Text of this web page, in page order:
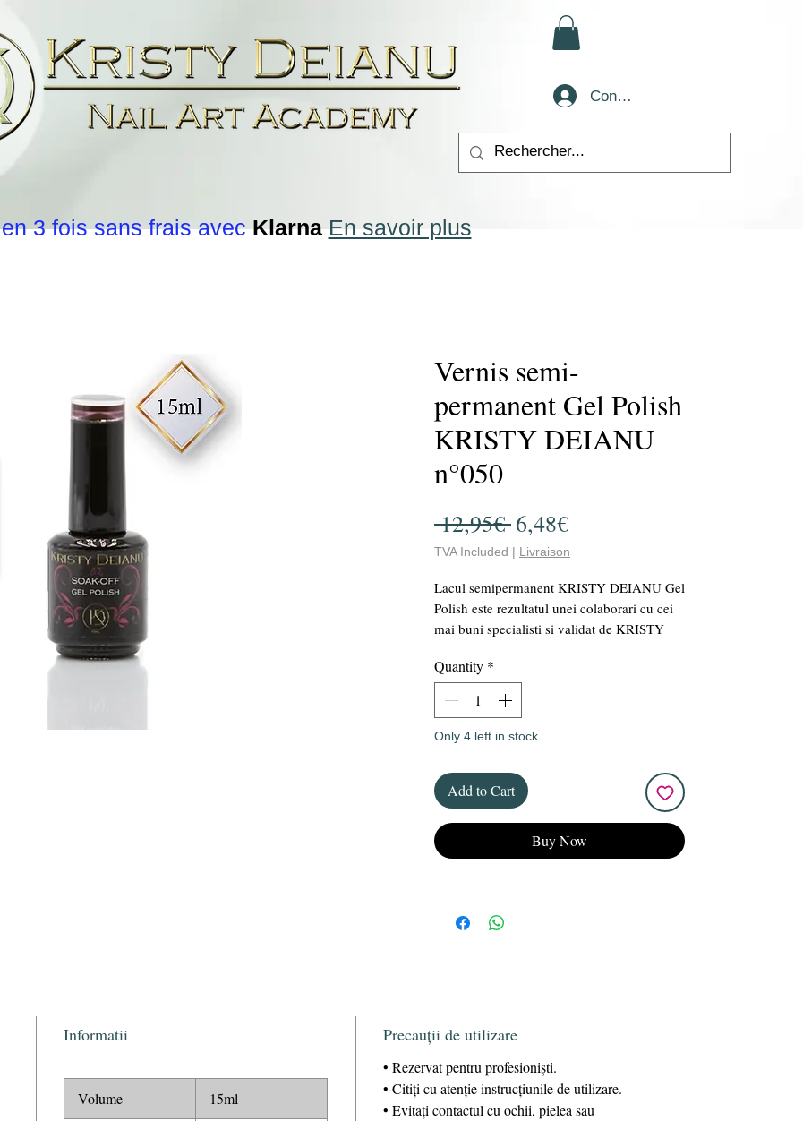
Conectează-te
Vernis semi-
permanent Gel Polish
KRISTY DEIANU
n°050
12,95€ Regular
Price
6,48€Sale
Price
TVA Included | Livraison
Lacul semipermanent KRISTY DEIANU Gel
Polish este rezultatul unei colaborari cu cei
mai buni specialisti si validat de KRISTY
manichiură perfectă datorită capacității sale
mari de acoperire și ușurinței în aplicare. Cu
o sticlă de 15 ml, acest lac oferă un raport
calitate-preț imbatabil!!! În plus, ținerea sa
asigură o manichiură impecabilă pentru o
perioadă lungă de timp.
Oferă unghiilor tale un aspect impecabil, de
lungă durată cu lacul semipermanent
KRISTY DEIANU Gel Polish.
Quantity *
Only 4 left in stock
Add to Cart
Buy Now
Informatii
Volume 15ml
Precauții de utilizare
• Rezervat pentru profesioniști.
• Citiți cu atenție instrucțiunile de utilizare.
• Evitaţi contactul cu ochii, pielea sau
3 fois sans frais avecKlarna En savoir plus